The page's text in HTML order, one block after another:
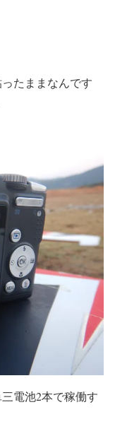
たままなんです
電池2本で稼働す